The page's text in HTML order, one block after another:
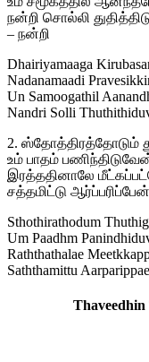
நன்றி சொல்லி
– நன்றி
Dhairiyamaaga
Nadanamaadi
Un Samoogathil
Nandri Solli
2. ஸ்தோத்திரத்தோடும்
உம் பாதம்
இரத்ததினாலே
சத்தமிட்டு
Sthothirathodum
Um Paadhm
Raththathalae
Saththamittu